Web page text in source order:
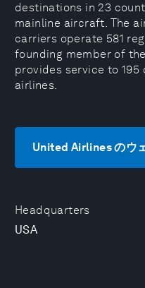
Headquarters
USA
destinations in 23
mainline aircraft. The
carriers operate 581
founding member of
provides service to
airlines.
United Airlines のウ